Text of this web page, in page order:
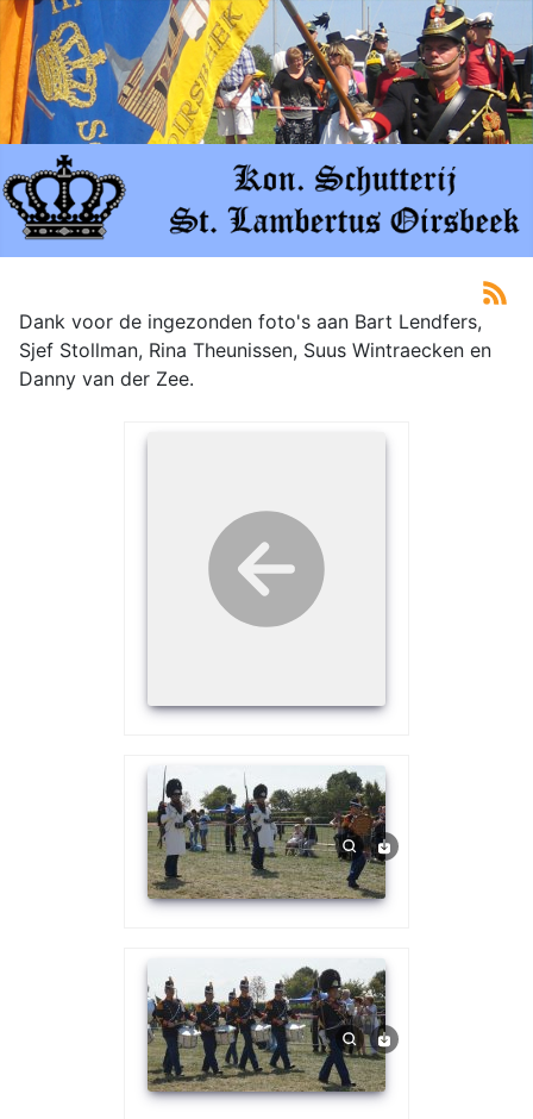
Dank voor de ingezonden foto's aan Bart Lendfers,
Sjef Stollman, Rina Theunissen, Suus Wintraecken en
Danny van der Zee.